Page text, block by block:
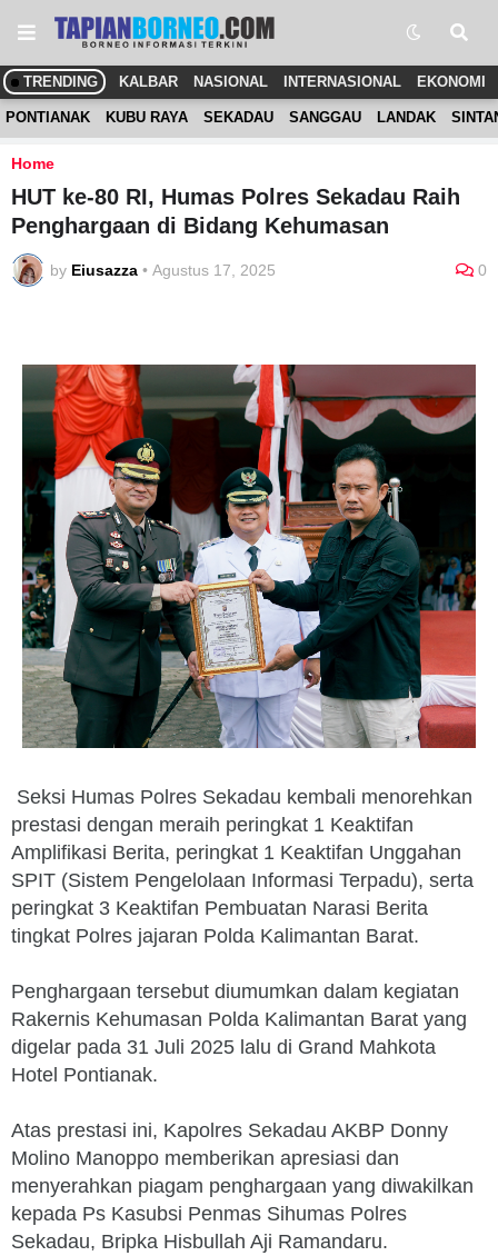
TRENDING KALBAR NASIONAL INTERNASIONAL EKONOMI
PONTIANAK KUBU RAYA SEKADAU SANGGAU LANDAK
Home
HUT ke-80 RI, Humas Polres Sekadau Raih
Penghargaan di Bidang Kehumasan
by Eiusazza • Agustus 17, 2025 0
Seksi Humas Polres Sekadau kembali menorehkan
prestasi dengan meraih peringkat 1 Keaktifan
Amplifikasi Berita, peringkat 1 Keaktifan Unggahan
SPIT (Sistem Pengelolaan Informasi Terpadu), serta
peringkat 3 Keaktifan Pembuatan Narasi Berita
tingkat Polres jajaran Polda Kalimantan Barat.
Penghargaan tersebut diumumkan dalam kegiatan
Rakernis Kehumasan Polda Kalimantan Barat yang
digelar pada 31 Juli 2025 lalu di Grand Mahkota
Hotel Pontianak.
Atas prestasi ini, Kapolres Sekadau AKBP Donny
Molino Manoppo memberikan apresiasi dan
menyerahkan piagam penghargaan yang diwakilkan
kepada Ps Kasubsi Penmas Sihumas Polres
Sekadau, Bripka Hisbullah Aji Ramandaru.